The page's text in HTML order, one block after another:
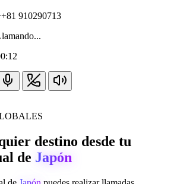
910290713
destino desde tu
de Japón